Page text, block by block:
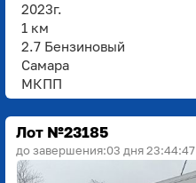
2023г.
1 км
2.7 Бензиновый
Самара
МКПП
Лот №23185
до завершения:03 дня 23:44:45